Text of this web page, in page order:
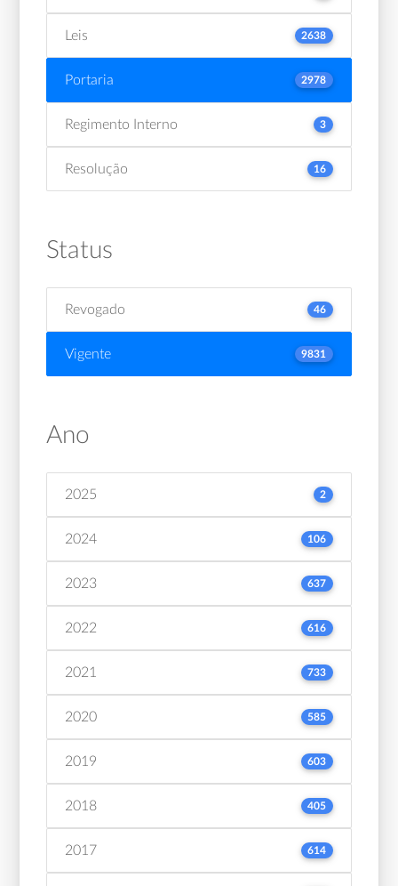
Leis 2638
Portaria 2978
Regimento Interno 3
Resolução 16
Status
Revogado 46
Vigente 9831
Ano
2025 2
2024 106
2023 637
2022 616
2021 733
2020 585
2019 603
2018 405
2017 614